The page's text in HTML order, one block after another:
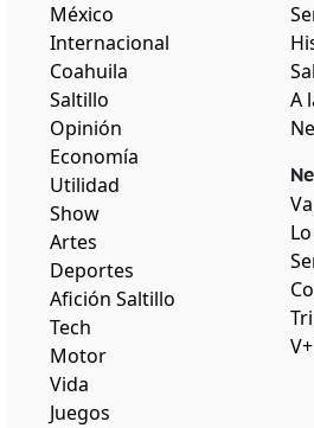
México
Internacional
Coahuila
Saltillo
Opinión
Economía
Utilidad
Show
Artes
Deportes
Afición Saltillo
Tech
Motor
Vida
Juegos
A